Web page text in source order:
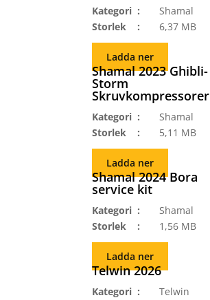
Kategori
Shamal
Storlek
6,37 MB
Ladda ner
Shamal 2023 Ghibli-
Storm
Skruvkompressorer
Kategori
Shamal
Storlek
5,11 MB
Ladda ner
Shamal 2024 Bora
service kit
Kategori
Shamal
Storlek
1,56 MB
Ladda ner
Telwin 2026
Kategori
Telwin